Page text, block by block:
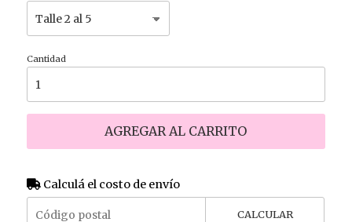
Cantidad
AGREGAR AL CARRITO
Calculá el costo de envío
CALCULAR